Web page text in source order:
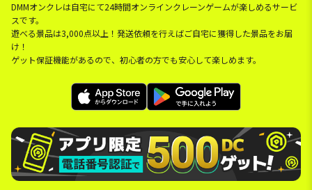
DMMオンクレは自宅にて24時間オンラインクレーンゲームが楽しめるサービ
スです。
遊べる景品は3,000点以上！発送依頼を行えばご自宅に獲得した景品をお届
け！
ゲット保証機能があるので、初心者の方でも安心して楽しめます。